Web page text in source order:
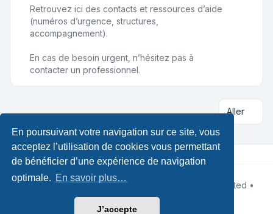
En poursuivant votre navigation sur ce site, vous
acceptez l’utilisation de cookies vous permettant
de bénéficier d’une expérience de navigation
optimale. En savoir plus…
J’accepte
Retrouvez ici des contacts et ressources d’aide
(numéros d’urgence, structures,
accompagnement).
En cas de besoin urgent, n’hésitez pas à
contacter un professionnel.
Aller
Développé parphpBB® Forum Software © phpBB Limited •
Leenoz
Traduction française officielle©